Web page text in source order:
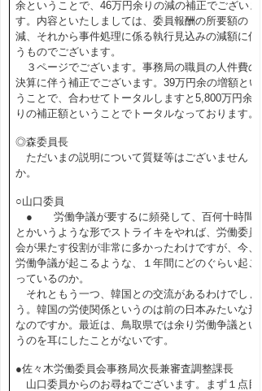
余ということで、46万円余りの減の補正でございま
す。内容といたしましては、委員報酬の所要額の
減、それから事件処理に係る執行見込みの減額に伴
うものでございます。
３ページでございます。事務局の職員の人件費の
決算に伴う補正でございます。39万円余の増額とい
うことで、合わせてトータルしますと5,800万円余
りの補正額ということでトータルなっております。
◎森委員長
ただいまの説明について質疑等はございません
か。
○山口委員
● 労働争議が要するに頻発して、百何十時間
とかいうような形でストライキをやれば、労働委員
会が果たす役割が非常に多かったわけですが、今、
労働争議が起こるような、１年間にどのぐらい起こ
っているのか。
それともう一つ、韓国との交流があるわけでしょ
う。韓国の労使関係というのは前の日本みたいな形
なのですか。最近は、鳥取県では余り労働争議とい
うのを耳にしたことがないです。
●佐々木労働委員会事務局次長兼審査調整課長
山口委員からのお尋ねでございます。まず１点目